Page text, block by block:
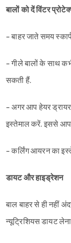
बालों को दें विंटर
- बाहर जाते समय
- गीले बालों के साथ
सकती हैं.
- अगर आप हेयर ड्रायर
इस्तेमाल करें. इससे
- कर्लिंग आयरन का
डायट और हाइड्रेशन
बाल बाहर से ही नहीं
न्यूट्रिशियस डायट